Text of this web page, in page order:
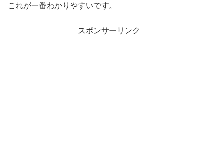
これが一番わかりやすいです。
スポンサーリンク